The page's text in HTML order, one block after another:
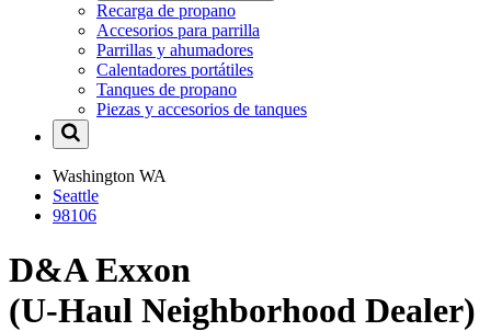
Recarga de propano
Accesorios para parrilla
Parrillas y ahumadores
Calentadores portátiles
Tanques de propano
Piezas y accesorios de tanques
Washington WA
Seattle
98106
D&A Exxon
(U-Haul Neighborhood Dealer)